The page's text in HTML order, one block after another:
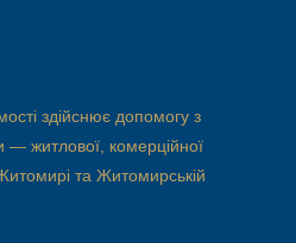
здійснює допомогу з
— житлової, комерційної
та Житомирській